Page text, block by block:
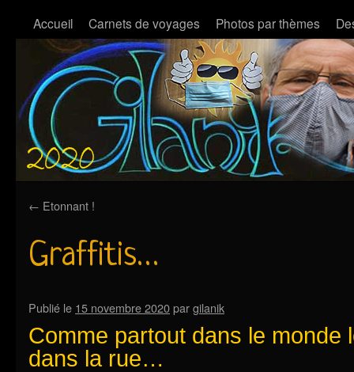
Accueil Carnets de voyages Photos par thèmes
← Etonnant !
Graffitis…
Publié le 15 novembre 2020pargilanik
Comme partout dans le monde
dans la rue…